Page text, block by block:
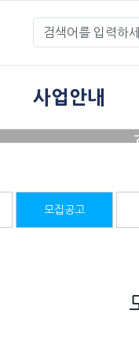
사업안내
모집공고